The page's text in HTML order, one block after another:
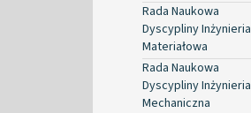
Rada Naukowa
Dyscypliny Inżynieria
Materiałowa
Rada Naukowa
Dyscypliny Inżynieria
Mechaniczna